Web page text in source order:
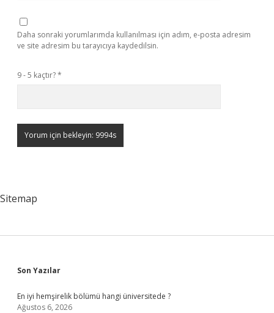
Daha sonraki yorumlarımda kullanılması için adım, e-posta adresim
ve site adresim bu tarayıcıya kaydedilsin.
9 - 5 kaçtır?*
Sitemap
Sidebar
Son Yazılar
En iyi hemşirelik bölümü hangi üniversitede ?
Ağustos 6, 2026